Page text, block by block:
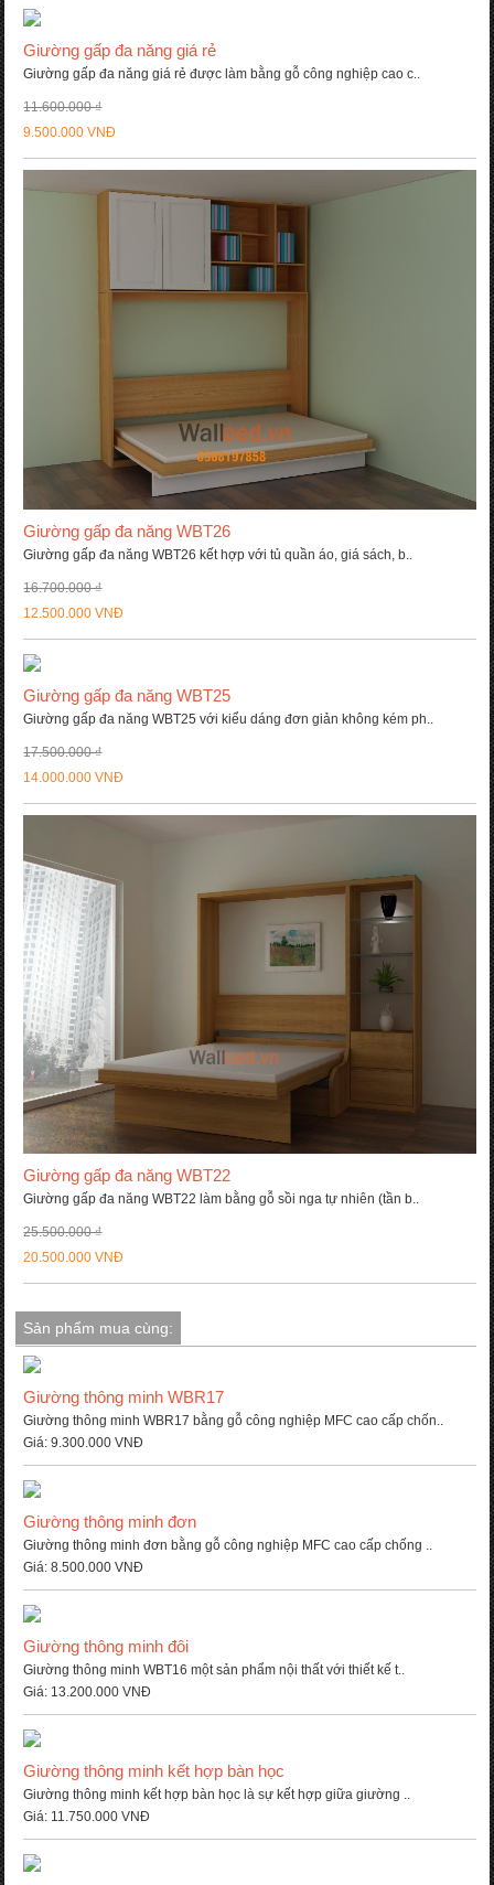
Giường gấp đa năng giá rẻ
Giường gấp đa năng giá rẻ được làm bằng gỗ công nghiệp cao c..
11.600.000 ₫
9.500.000 VNĐ
Giường gấp đa năng WBT26
Giường gấp đa năng WBT26 kết hợp với tủ quần áo, giá sách, b..
16.700.000 ₫
12.500.000 VNĐ
Giường gấp đa năng WBT25
Giường gấp đa năng WBT25 với kiểu dáng đơn giản không kém ph..
17.500.000 ₫
14.000.000 VNĐ
Giường gấp đa năng WBT22
Giường gấp đa năng WBT22 làm bằng gỗ sồi nga tự nhiên (tần b..
25.500.000 ₫
20.500.000 VNĐ
Sản phẩm mua cùng:
Giường thông minh WBR17
Giường thông minh WBR17 bằng gỗ công nghiệp MFC cao cấp chốn..
Giá:9.300.000 VNĐ
Giường thông minh đơn
Giường thông minh đơn bằng gỗ công nghiệp MFC cao cấp chống ..
Giá:8.500.000 VNĐ
Giường thông minh đôi
Giường thông minh WBT16 một sản phẩm nội thất với thiết kế t..
Giá: 13.200.000 VNĐ
Giường thông minh kết hợp bàn học
Giường thông minh kết hợp bàn học là sự kết hợp giữa giường ..
Giá: 11.750.000 VNĐ